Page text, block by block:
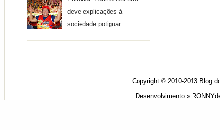
deve explicações à
sociedade potiguar
Copyright © 2010-2013 Blog
Desenvolvimento »